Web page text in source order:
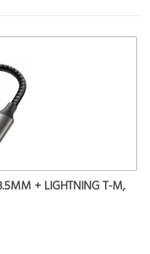
+ LIGHTNING T-M,